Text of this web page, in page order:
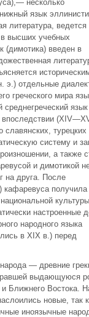
несколько
язык
литература, ведется
высших учебных
(димотика) введен в
э.) отдельные
греческого мира
впоследствии
турецких
систему и
а также
и димотикой
на друга. После
кафаревуса получила
настроенные
народного языка
в XIX в.) перед
— древние
выдающуюся
Ближнего Востока.
новые, так
иноязычные